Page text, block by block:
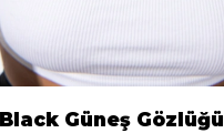
Güneş Gözlüğü